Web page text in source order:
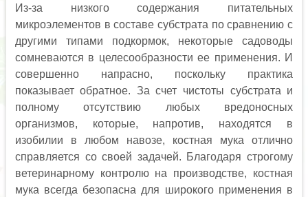
Из-за низкого содержания питательных
микроэлементов в составе субстрата по сравнению с
другими типами подкормок, некоторые садоводы
сомневаются в целесообразности ее применения. И
совершенно напрасно, поскольку практика
показывает обратное. За счет чистоты субстрата и
полному отсутствию любых вредоносных
организмов, которые, напротив, находятся в
изобилии в любом навозе, костная мука отлично
справляется со своей задачей. Благодаря строгому
ветеринарному контролю на производстве, костная
мука всегда безопасна для широкого применения в